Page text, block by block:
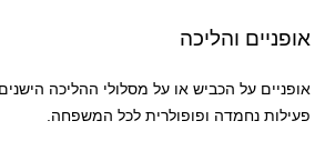
אופניים והליכה
פעילות נחמדה ופופולרית לכל המשפחה.